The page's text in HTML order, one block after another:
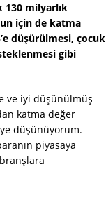
130 milyarlık
için de katma
düşürülmesi, çocuk
gibi
ve iyi düşünülmüş
katma değer
düşünüyorum.
piyasaya